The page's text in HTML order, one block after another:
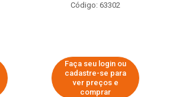
Código: 63302
Faça seu login ou
cadastre-se para
ver preços e
comprar